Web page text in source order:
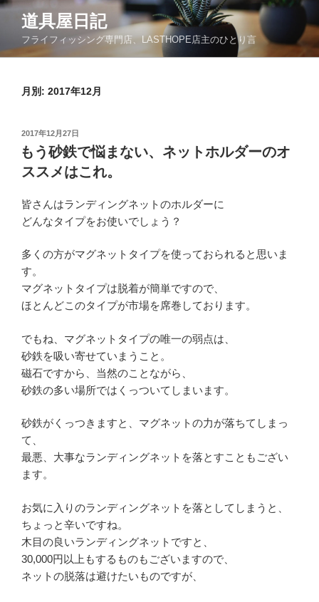
コ
ン
道具屋日記
フライフィッシング専門店、LASTHOPE店主のひとり言
月別: 2017年12月
投
稿
日:
2017年12月27日
もう砂鉄で悩まない、ネットホルダーのオ
ススメはこれ。
皆さんはランディングネットのホルダーに
どんなタイプをお使いでしょう？
多くの方がマグネットタイプを使っておられると思いま
す。
マグネットタイプは脱着が簡単ですので、
ほとんどこのタイプが市場を席巻しております。
でもね、マグネットタイプの唯一の弱点は、
砂鉄を吸い寄せていまうこと。
磁石ですから、当然のことながら、
砂鉄の多い場所ではくっついてしまいます。
砂鉄がくっつきますと、マグネットの力が落ちてしまっ
て、
最悪、大事なランディングネットを落とすこともござい
ます。
お気に入りのランディングネットを落としてしまうと、
ちょっと辛いですね。
木目の良いランディングネットですと、
30,000円以上もするものもございますので、
ネットの脱落は避けたいものですが、